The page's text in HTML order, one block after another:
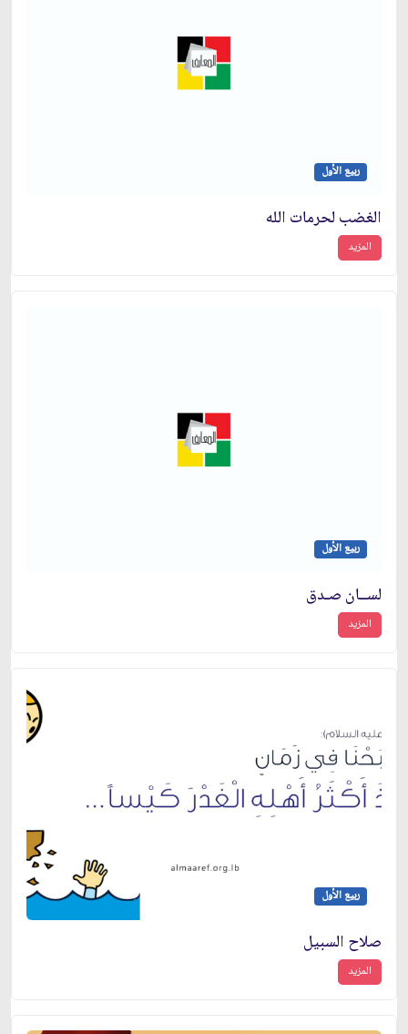
ربيع الأول
الغضب لحرمات الله
المزيد
ربيع الأول
لســان صـدق
المزيد
ربيع الأول
صلاح السبيل
المزيد